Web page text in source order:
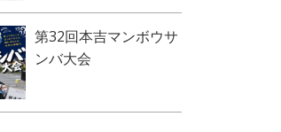
第32回本吉マンボウサ
ンバ大会